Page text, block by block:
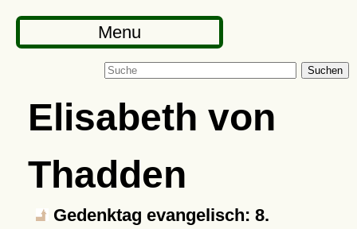
Menu
Suchen
Elisabeth von
Thadden
Gedenktag evangelisch: 8.